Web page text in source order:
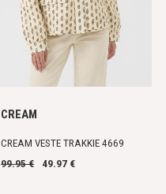
CREAM
CREAM VESTE TRAKKIE 4669
99.95 €
49.97 €